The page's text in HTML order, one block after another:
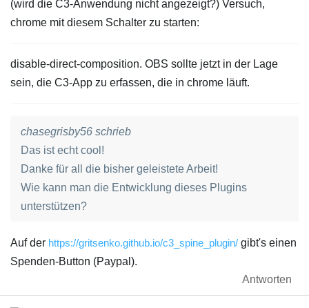
(wird die C3-Anwendung nicht angezeigt?) Versuch,
chrome mit diesem Schalter zu starten:
disable-direct-composition. OBS sollte jetzt in der Lage
sein, die C3-App zu erfassen, die in chrome läuft.
chasegrisby56 schrieb
Das ist echt cool!
Danke für all die bisher geleistete Arbeit!
Wie kann man die Entwicklung dieses Plugins
unterstützen?
Auf der https://gritsenko.github.io/c3_spine_plugin/ gibt's einen
Spenden-Button (Paypal).
Antworten